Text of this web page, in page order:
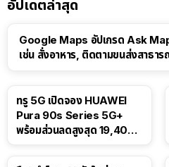
อัปเดตล่าสุด
Google Maps อัปเกรด Ask
เช่น สั่งอาหาร, ติดตามขนส่งสาธาร
ทรู 5G เปิดจอง HUAWEI
Pura 90s Series 5G+
พร้อมส่วนลดสูงสุด 19,400